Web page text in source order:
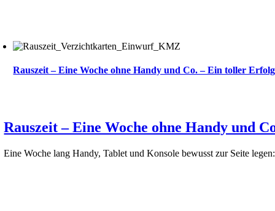
Rauszeit – Eine Woche ohne Handy und Co. – Ein toller
Rauszeit – Eine Woche ohne Handy und
Eine Woche lang Handy, Tablet und Konsole bewusst zur Seite